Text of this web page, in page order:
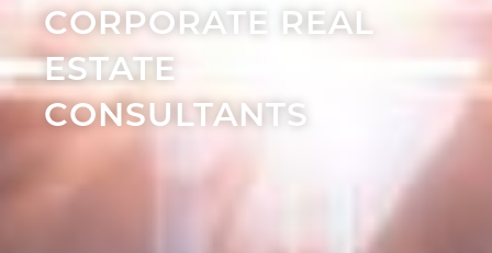
CORPORATE REAL
ESTATE
CONSULTANTS